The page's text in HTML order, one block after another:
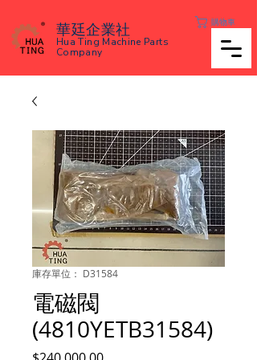
華廷企業社
Hua Ting Machine Parts
Company
購物車
庫存單位： D31584
電磁閥
(4810YETB31584)